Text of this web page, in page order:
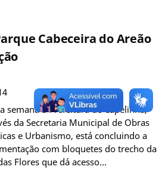
Cabeceira do Areão
semana a Prefeitura de Capelinha,
da Secretaria Municipal de Obras
e Urbanismo, está concluindo a
com bloquetes do trecho da
Flores que dá acesso…